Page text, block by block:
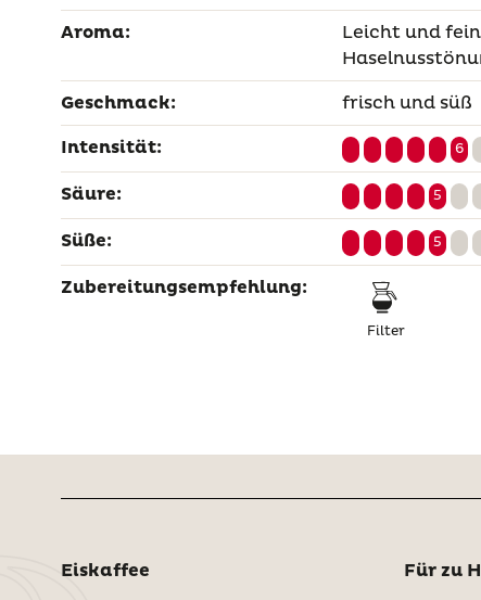
Aroma:
Leicht und
Geschmack: frisch und süß
Intensität: 6
Säure: 5
Süße: 5
Zubereitungsempfehlung:
Filter
Eiskaffee Für zu